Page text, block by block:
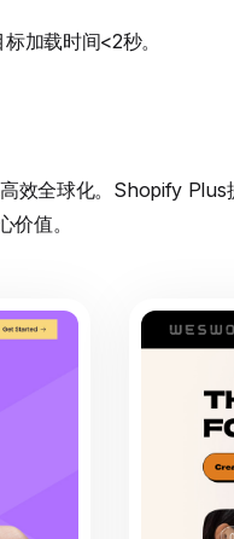
加载时间<2秒。
效全球化。Shopify Plus
值。